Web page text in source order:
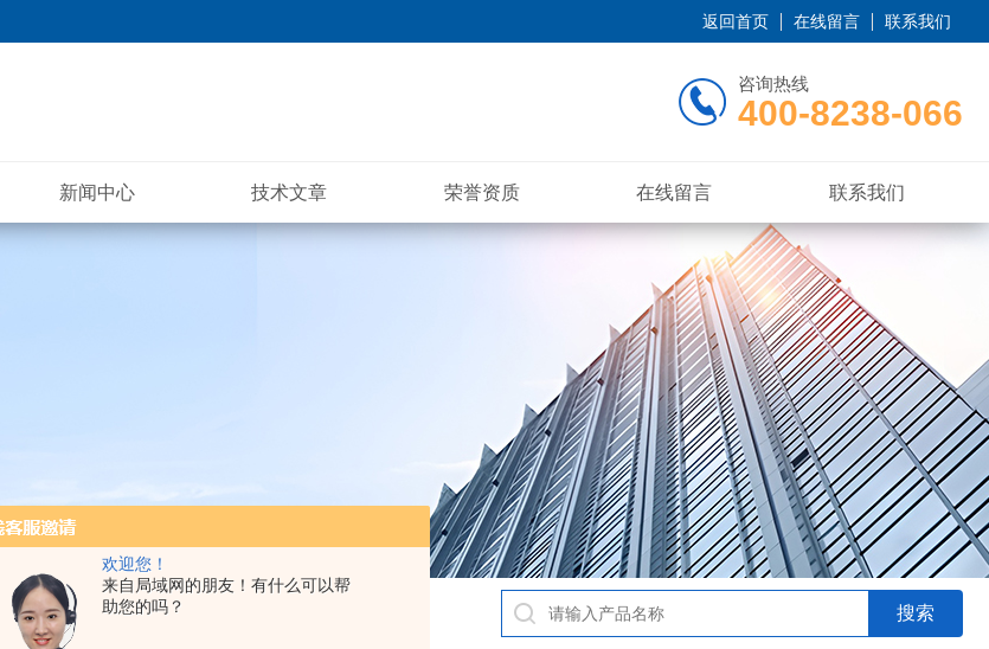
欢迎您！
来自局域网的朋友！有什么可以帮
助您的吗？
返回首页 在线留言 联系我们
咨询热线
400-8238-066
新闻中心 技术文章 荣誉资质 在线留言 联系我们